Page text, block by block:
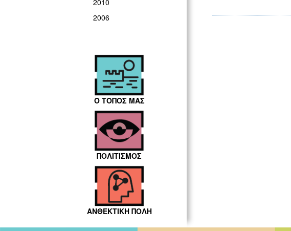
2010
2006
Ο ΤΟΠΟΣ ΜΑΣ
ΠΟΛΙΤΙΣΜΟΣ
ΑΝΘΕΚΤΙΚΗ ΠΟΛΗ